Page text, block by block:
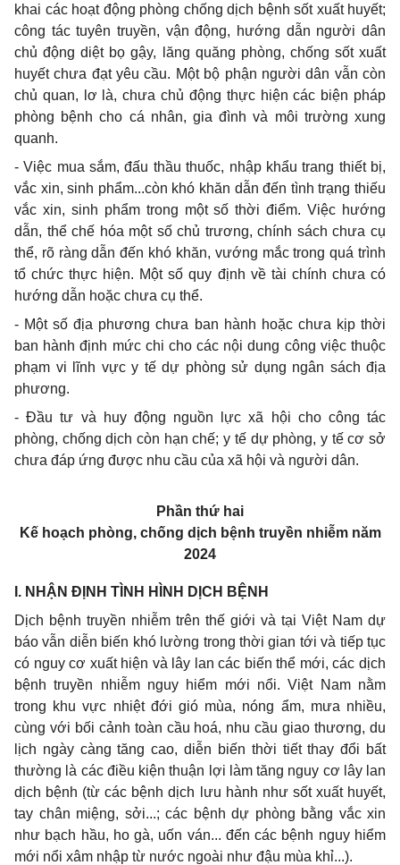
khai các hoạt động phòng chống dịch bệnh sốt xuất huyết;
công tác tuyên truyền, vận động, hướng dẫn người dân
chủ động diệt bọ gậy, lăng quăng phòng, chống sốt xuất
huyết chưa đạt yêu cầu. Một bộ phận người dân vẫn còn
chủ quan, lơ là, chưa chủ động thực hiện các biện pháp
phòng bệnh cho cá nhân, gia đình và môi trường xung
quanh.
-Việc mua sắm, đấu thầu thuốc, nhập khẩu trang thiết bị,
vắc xin, sinh phẩm...còn khó khăn dẫn đến tình trạng thiếu
vắc xin, sinh phẩm trong một số thời điểm. Việc hướng
dẫn, thể chế hóa một số chủ trương, chính sách chưa cụ
thể, rõ ràng dẫn đến khó khăn, vướng mắc trong quá trình
tổ chức thực hiện. Một số quy định về tài chính chưa có
hướng dẫn hoặc chưa cụ thể.
- Một số địa phương chưa ban hành hoặc chưa kịp thời
ban hành định mức chi cho các nội dung công việc thuộc
phạm vi lĩnh vực y tế dự phòng sử dụng ngân sách địa
phương.
- Đầu tư và huy động nguồn lực xã hội cho công tác
phòng, chống dịch còn hạn chế; y tế dự phòng, y tế cơ sở
chưa đáp ứng được nhu cầu của xã hội và người dân.
Phần thứ hai
Kếhoạch phòng, chống dịch bệnh truyền nhiễm năm
2024
I. NHẬN ĐỊNH TÌNH HÌNH DỊCH BỆNH
Dịch bệnh truyền nhiễm trên thế giới và tại Việt Nam dự
báo vẫn diễn biến khó lường trong thời gian tới và tiếp tục
có nguy cơ xuất hiện và lây lan các biến thể mới, các dịch
bệnh truyền nhiễm nguy hiểm mới nổi. Việt Nam nằm
trong khu vực nhiệt đới gió mùa, nóng ẩm, mưa nhiều,
cùng với bối cảnh toàn cầu hoá, nhu cầu giao thương, du
lịch ngày càng tăng cao, diễn biến thời tiết thay đổi bất
thường là các điều kiện thuận lợi làm tăng nguy cơ lây lan
dịch bệnh (từ các bệnh dịch lưu hành như sốt xuất huyết,
tay chân miệng, sởi...; các bệnh dự phòng bằng vắc xin
như bạch hầu, ho gà, uốn ván... đến các bệnh nguy hiểm
mới nổi xâm nhập từ nước ngoài như đậu mùa khỉ...).